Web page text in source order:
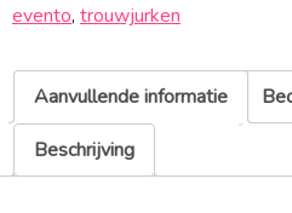
evento, trouwjurken
Aanvullende informatie
Beschrijving